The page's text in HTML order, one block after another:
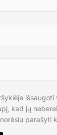
išsaugoti
kad jų
parašyti